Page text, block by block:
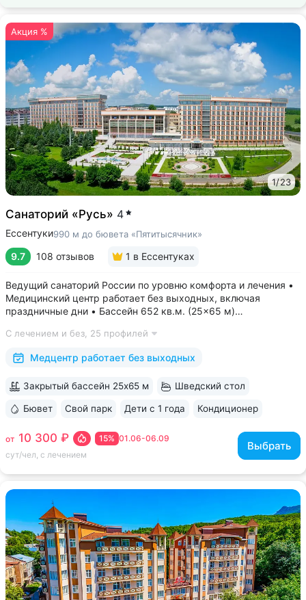
Акция %
1/23
Санаторий «Русь» 4
Ессентуки990 м до бювета «Пятитысячник»
9.7 108 отзывов 1 в Ессентуках
Ведущий санаторий России по уровню комфорта и лечения •
Медицинский центр работает без выходных, включая
праздничные дни • Бассейн 652 кв.м. (25×65 м)
Глубина от 30 до 180 см, есть отдельная детская зона. Рядом
расположены закрытая терраса...
С лечением и без, 25 профилей
Медцентр работает без выходных
01.06-06.09
15%
от 10 300 ₽
сут/чел, с лечением
Выбрать
Закрытый бассейн 25х65 м Шведский стол
Бювет Свой парк Дети с 1 года Кондиционер
ещё 6